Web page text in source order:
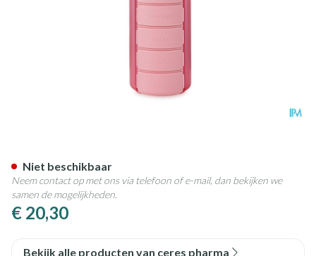
€ 20,30
Niet beschikbaar
Neem contact op met ons via telefoon of e-mail, dan bekijken we
samen de mogelijkheden.
Bekijk alle producten van ceres pharma